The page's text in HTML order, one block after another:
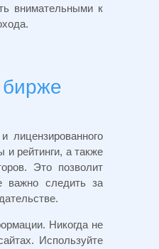
внимательными к
бирже
лицензированного
рейтинги, а также
Это позволит
важно следить за
Никогда не
Используйте